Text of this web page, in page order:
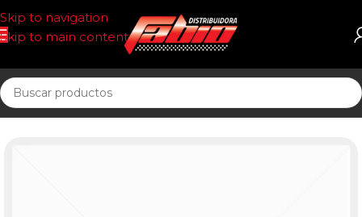
Skip to navigation
Skip to main content
Inicio FILTROS IMPORTADOS